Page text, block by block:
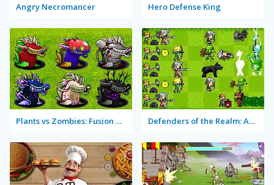
Angry Necromancer Hero Defense King
Plants vs Zombies: Fusion Mode Defenders of the Realm: An Epic War!